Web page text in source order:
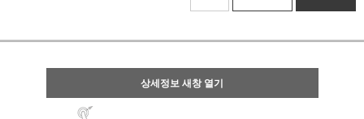
상세정보 새창 열기